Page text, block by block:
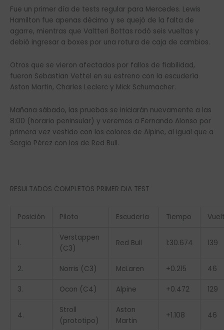
Fue un primer día de tests regular para Mercedes. Lewis
Hamilton fue apenas décimo y se quejó de la falta de
agarre, mientras que Valtteri Bottas rodó seis vueltas y
debió ingresar a boxes por una rotura de caja de cambios.
Otros que se vieron afectados por fallos de fiabilidad,
fueron Sebastian Vettel en su estreno con la escudería
Aston Martin, Charles Leclerc y Mick Schumacher.
Mañana sábado, las pruebas se iniciarán nuevamente a las
8:00 (horario peninsular) y veremos a Fernando Alonso por
primera vez vestido con los colores de Alpine, al igual que a
Sergio Pérez con los de Red Bull.
RESULTADOS COMPLETOS PRIMER DIA TEST
Posición Piloto Escudería Tiempo
1.
Verstappen
(C3)
Red Bull 1:30.674 139
2. Norris (C3) McLaren +0.215 46
3. Ocon (C4) Alpine +0.472 129
4.
Stroll
(prototipo)
Aston
Martin
+1.108 46